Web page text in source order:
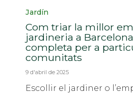
Categoria
Jardín
Com triar la millor
jardineria a
completa per a
comunitats
9 d'abril de 2025
Escollir el jardiner o